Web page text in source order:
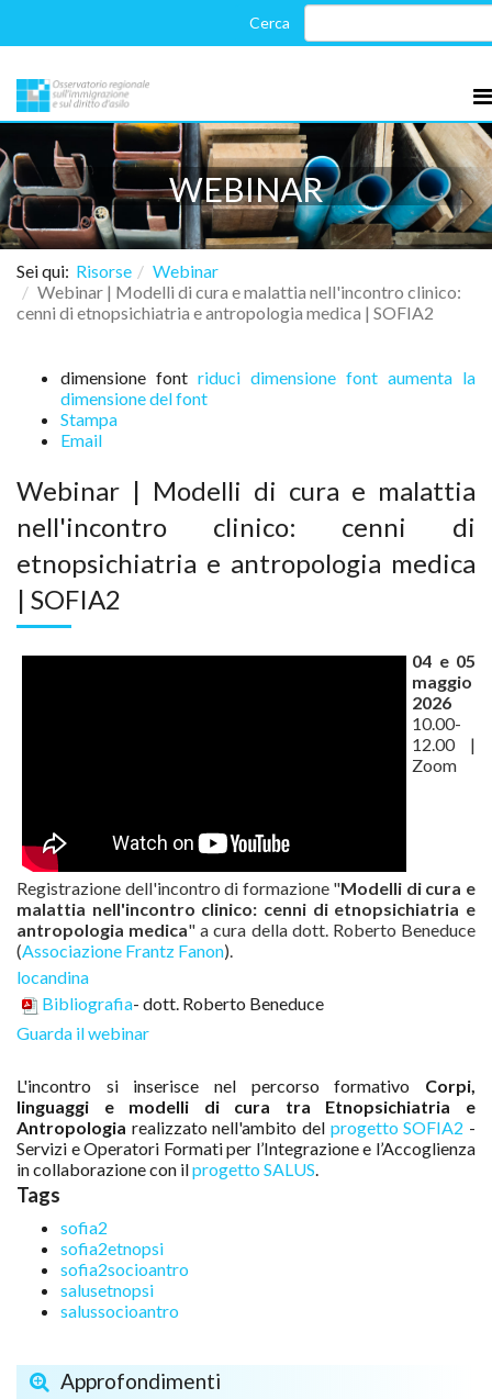
WEBINAR
Sei qui: Risorse
Webinar
Webinar | Modelli di cura e malattia nell'incontro clinico:
cenni di etnopsichiatria e antropologia medica | SOFIA2
dimensione font riduci dimensione font aumenta la
dimensione del font
Stampa
Email
Webinar | Modelli di cura e malattia
nell'incontro clinico: cenni di
etnopsichiatria e antropologia medica
| SOFIA2
04 e 05
maggio
2026
10.00-
12.00 |
Zoom
Registrazione dell'incontro di formazione "Modelli di cura e
malattia nell'incontro clinico: cenni di etnopsichiatria e
antropologia medica" a cura della dott. Roberto Beneduce
(Associazione Frantz Fanon).
locandina
Bibliografia- dott. Roberto Beneduce
Guarda il webinar
L'incontro si inserisce nel percorso formativo Corpi,
linguaggi e modelli di cura tra Etnopsichiatria e
Antropologia realizzato nell'ambito del progetto SOFIA2 -
Servizi e Operatori Formati per l’Integrazione e l’Accoglienza
in collaborazione con ilprogetto SALUS.
Tags
sofia2
sofia2etnopsi
sofia2socioantro
salusetnopsi
salussocioantro
Approfondimenti